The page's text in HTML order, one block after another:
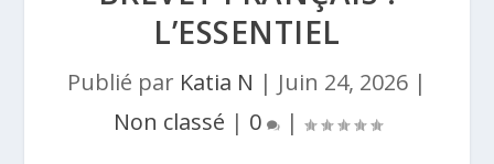
L’ESSENTIEL
Publié par Katia N | Juin 24, 2026 |
Non classé | 0 |